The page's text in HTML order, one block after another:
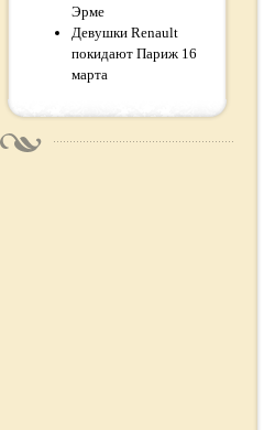
Эрме
Девушки Renault
покидают Париж 16
марта